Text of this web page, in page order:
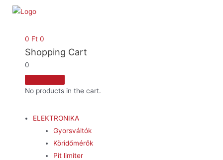
0 Ft 0
Shopping Cart
0
No products in the cart.
ELEKTRONIKA
Gyorsváltók
Köridőmérők
Pit limiter